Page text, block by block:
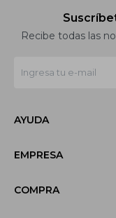
Recibe todas las
AYUDA
EMPRESA
COMPRA